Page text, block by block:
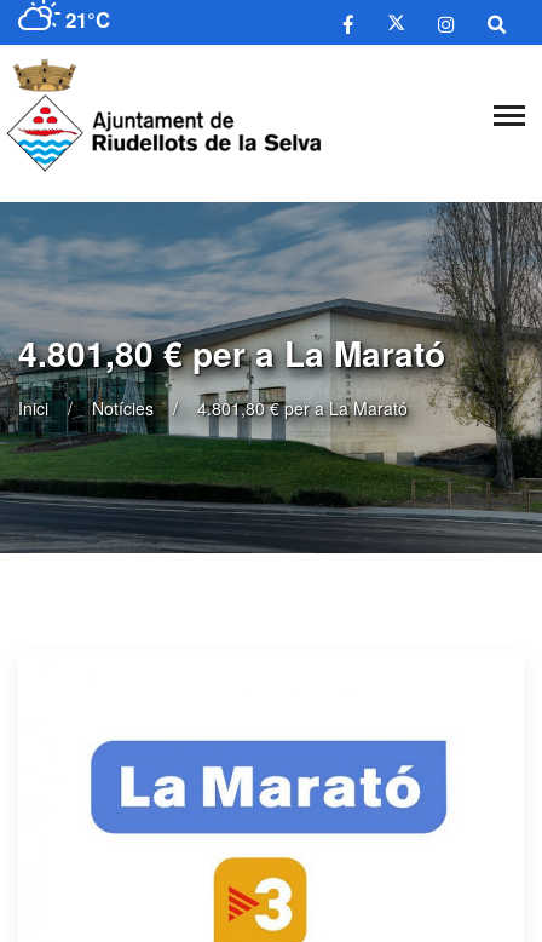
21°C
4.801,80 € per a La Marató
Inici Notícies 4.801,80 € per a La Marató